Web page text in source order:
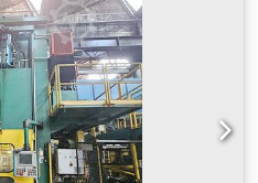
našu trgovinu i
Navedeni nazivi tvrtki i
njihovih vlasnika i koriste se
proizvoda. Odstupanja od
u opisu artikla su moguća i